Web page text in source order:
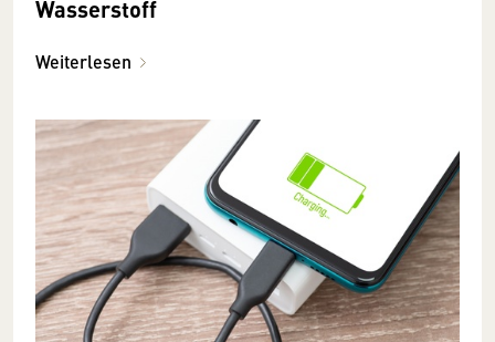
Wasserstoff
Weiterlesen